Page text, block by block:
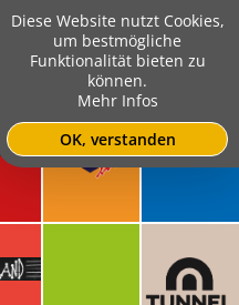
Diese Website nutzt Cookies,
um bestmögliche
Funktionalität bieten zu
können.
Mehr Infos
OK, verstanden